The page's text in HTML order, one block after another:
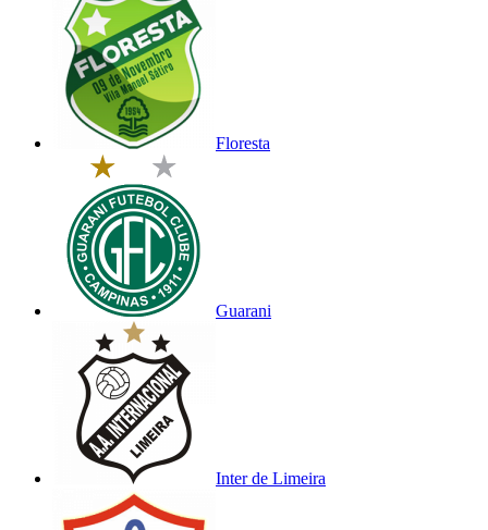
Floresta
Guarani
Inter de Limeira